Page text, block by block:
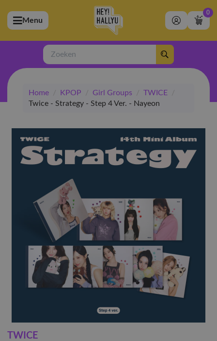
(Artiesten)
(Merchandise)
(Exclusive)
(Winkel)
Menu
0
Zoeken
Home / KPOP / Girl Groups / TWICE
/
Twice - Strategy - Step 4 Ver. - Nayeon
TWICE